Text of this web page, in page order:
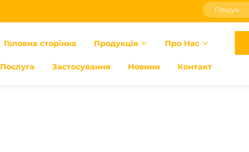
Головна сторінка Продукція Про Нас
Послуга Застосування Новини Контакт